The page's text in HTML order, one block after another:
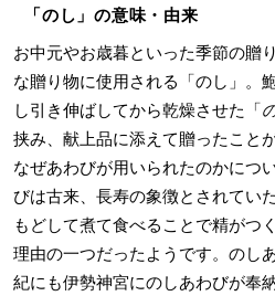
「のし」の意味・由来
お中元やお歳暮といった季節の贈
な贈り物に使用される「のし」。
し引き伸ばしてから乾燥させた「
挟み、献上品に添えて贈ったこと
なぜあわびが用いられたのかにつ
びは古来、長寿の象徴とされてい
もどして煮て食べることで精がつ
理由の一つだったようです。のし
紀にも伊勢神宮にのしあわびが奉